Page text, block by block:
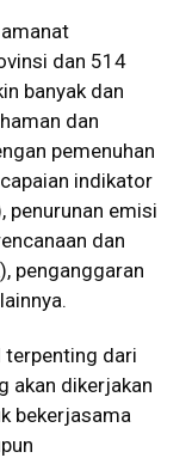
dan 514
banyak dan
dan
pemenuhan
indikator
penurunan emisi
dan
penganggaran
terpenting dari
akan dikerjakan
bekerjasama